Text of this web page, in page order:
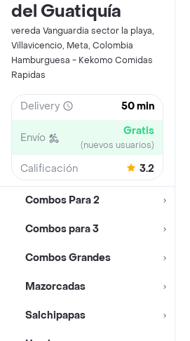
del Guatiquía
vereda Vanguardia sector la playa,
Villavicencio, Meta, Colombia
Hamburguesa - Kekomo Comidas
Rapidas
Delivery 50 min
Envío Gratis
(nuevos usuarios)
Calificación 3.2
Combos Para 2
Combos para 3
Combos Grandes
Mazorcadas
Salchipapas